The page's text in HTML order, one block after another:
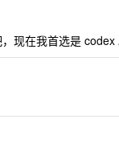
现在我首选是 codex